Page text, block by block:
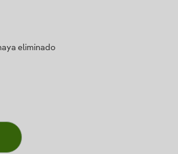
eliminado